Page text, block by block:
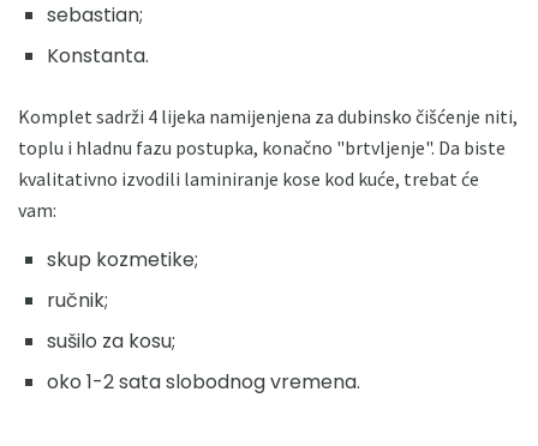
sebastian;
Konstanta.
Komplet sadrži 4 lijeka namijenjena za dubinsko čišćenje niti,
toplu i hladnu fazu postupka, konačno "brtvljenje". Da biste
kvalitativno izvodili laminiranje kose kod kuće, trebat će
vam:
skup kozmetike;
ručnik;
sušilo za kosu;
oko 1-2 sata slobodnog vremena.